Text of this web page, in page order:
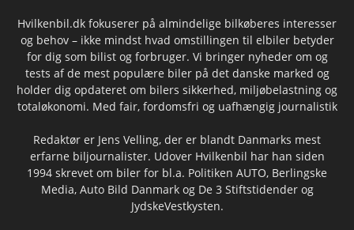
Hvilkenbil.dk fokuserer på almindelige bilkøberes interesser
og behov – ikke mindst hvad omstillingen til elbiler betyder
for dig som bilist og forbruger. Vi bringer nyheder om og
tests af de mest populære biler på det danske marked og
holder dig opdateret om bilers sikkerhed, miljøbelastning og
totaløkonomi. Med fair, fordomsfri og uafhængig journalistik
Redaktør er Jens Velling, der er blandt Danmarks mest
erfarne biljournalister. Udover Hvilkenbil har han siden
1994 skrevet om biler for bl.a. Politiken AUTO, Berlingske
Media, Auto Bild Danmark og De 3 Stiftstidender og
JydskeVestkysten.